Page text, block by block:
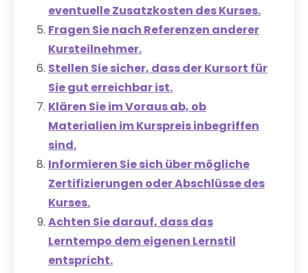
eventuelle Zusatzkosten des Kurses.
Fragen Sie nach Referenzen anderer
Kursteilnehmer.
Stellen Sie sicher, dass der Kursort für
Sie gut erreichbar ist.
Klären Sie im Voraus ab, ob
Materialien im Kurspreis inbegriffen
sind.
Informieren Sie sich über mögliche
Zertifizierungen oder Abschlüsse des
Kurses.
Achten Sie darauf, dass das
Lerntempo dem eigenen Lernstil
entspricht.